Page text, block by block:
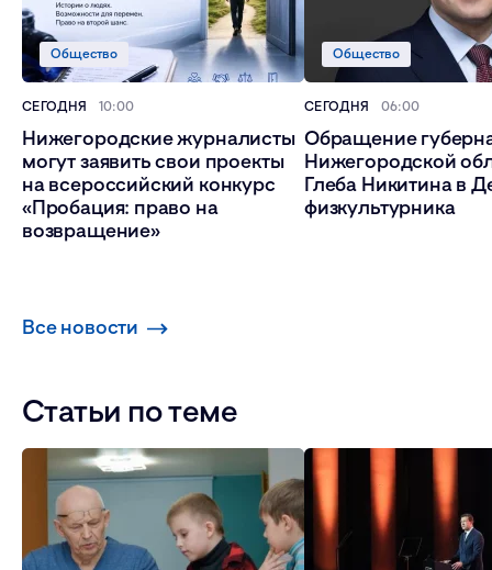
Нижегородские журналисты
могут заявить свои проекты
на всероссийский конкурс
«Пробация: право на
возвращение»
Общество
СЕГОДНЯ 10:00
Обращение
Нижегородской
Глеба Никитина в
физкультурника
Общество
СЕГОДНЯ 06:00
Все новости
Статьи по теме